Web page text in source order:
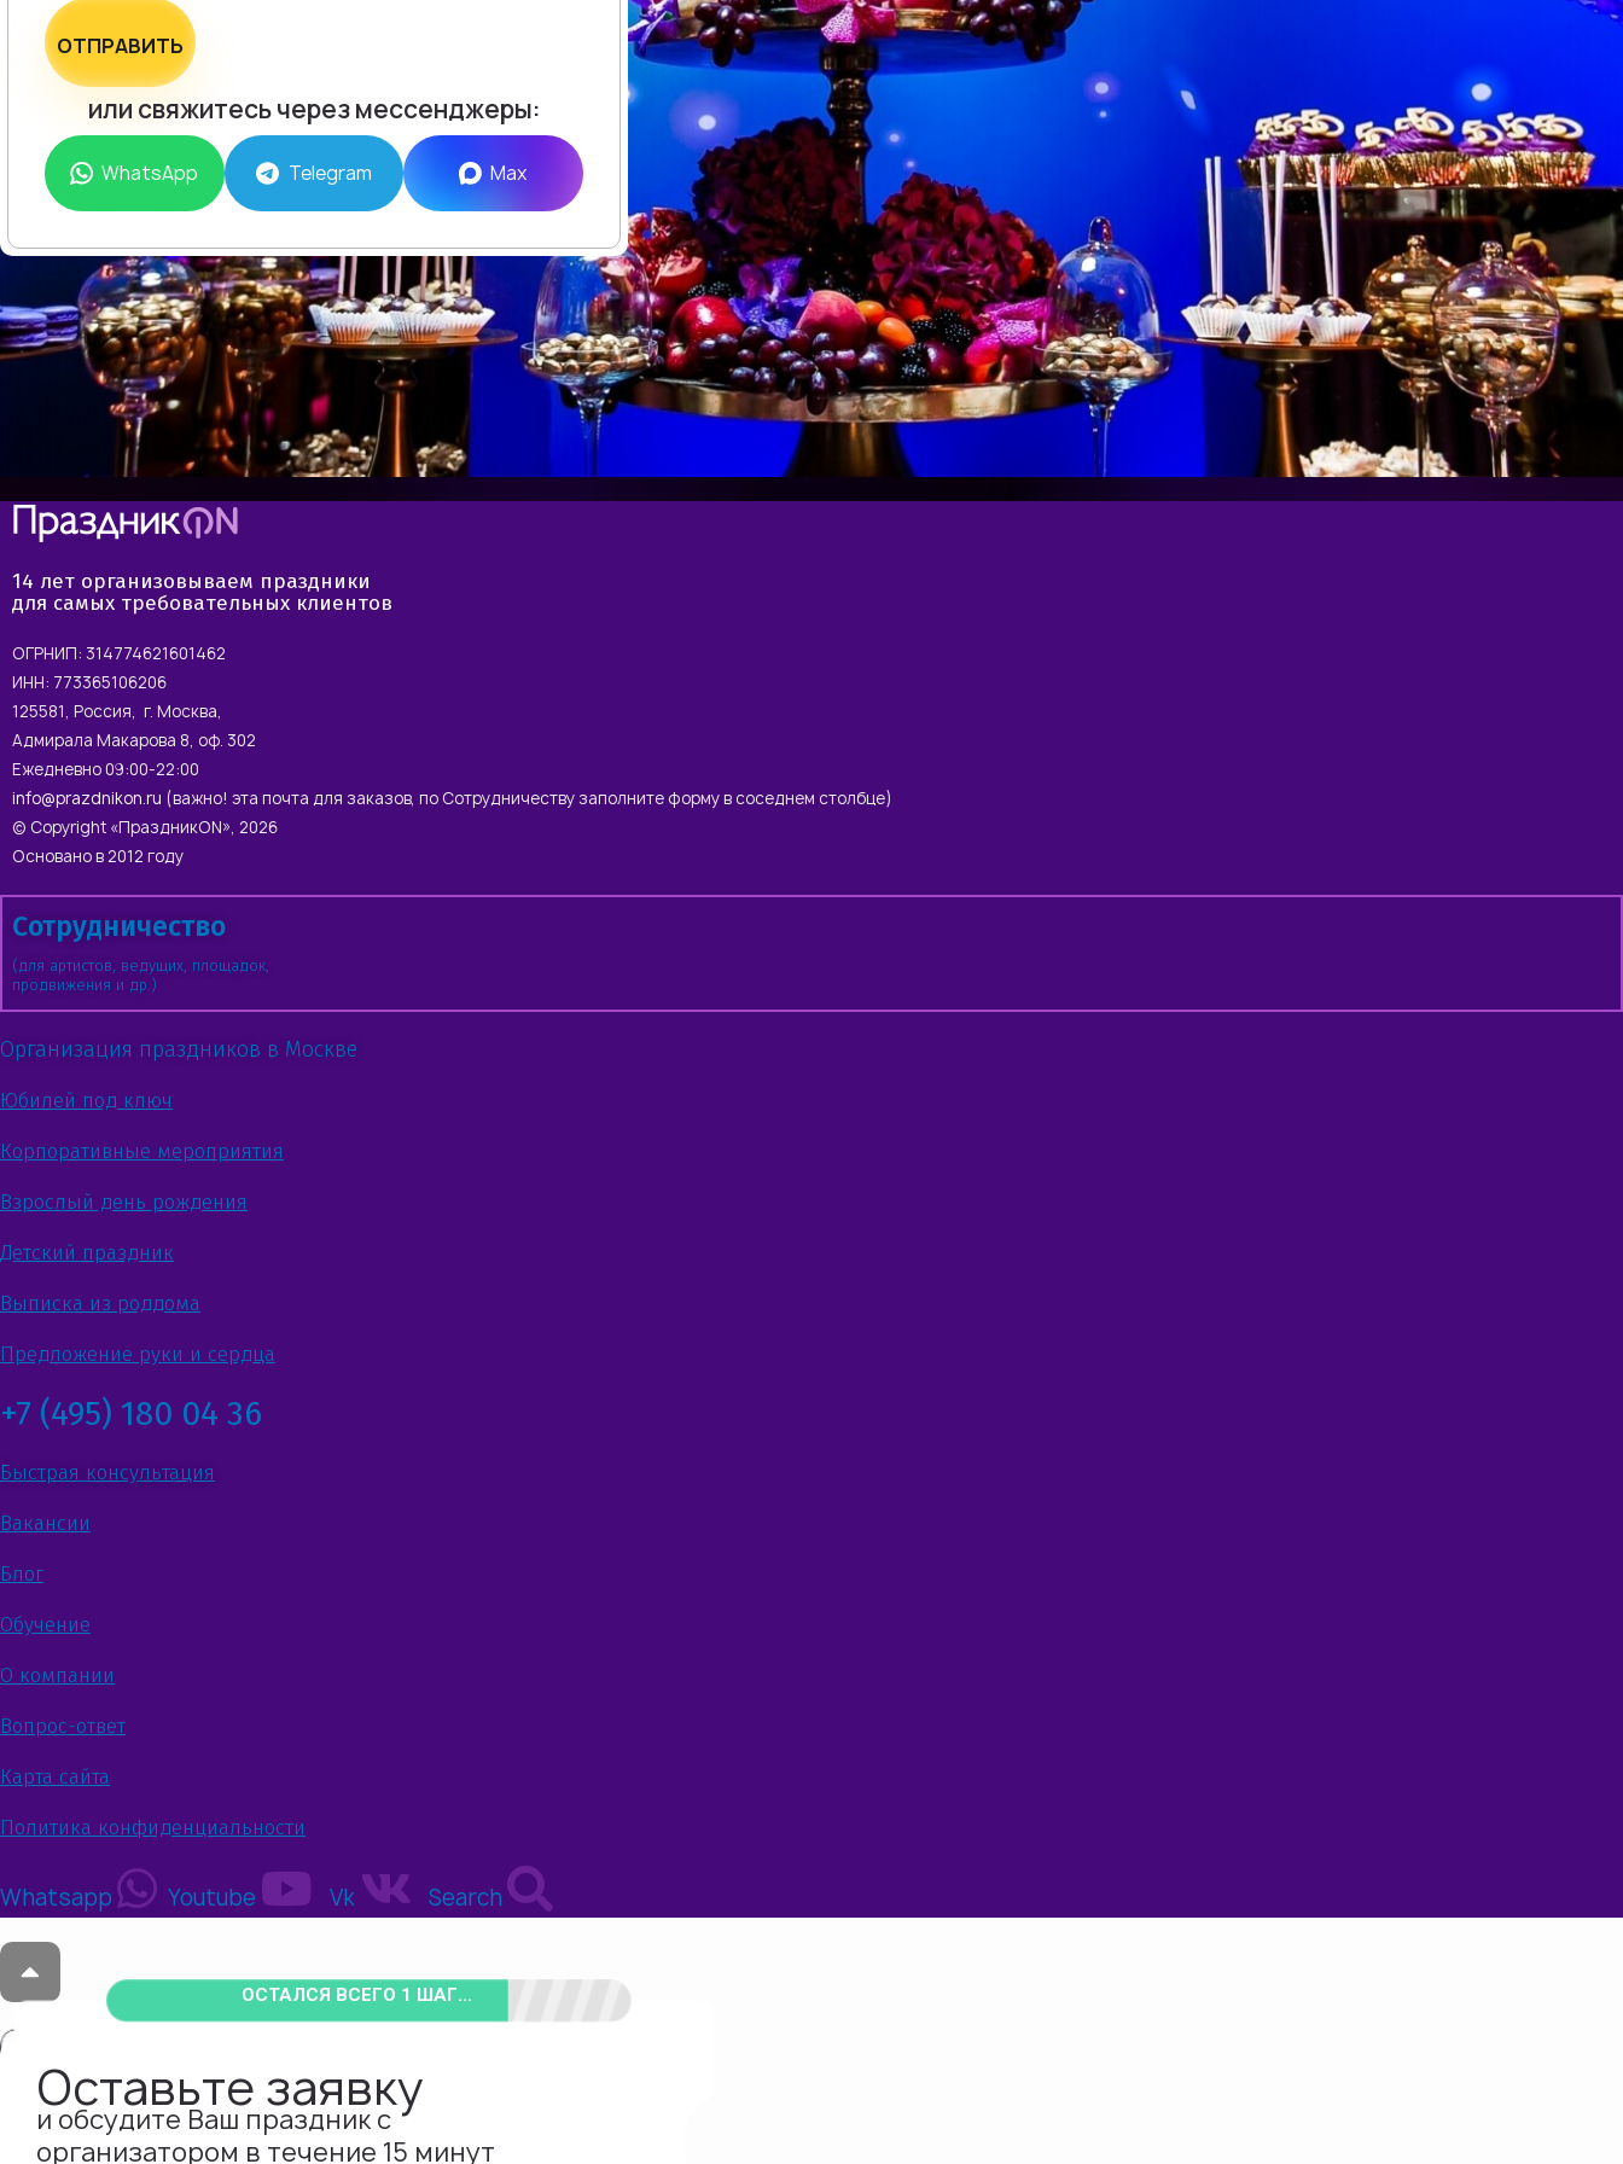
ОТПРАВИТЬ
или свяжитесь через мессенджеры:
WhatsApp Telegram Max
14 лет организовываем праздники
для самых требовательных клиентов
ОГРНИП: 314774621601462
ИНН: 773365106206
125581, Россия, г. Москва,
Адмирала Макарова 8, оф. 302
Ежедневно 09:00-22:00
info@prazdnikon.ru (важно! эта почта для заказов, по Сотрудничеству заполните форму в соседнем столбце)
© Copyright «ПраздникON», 2026
Основано в 2012 году
Сотрудничество
(для артистов, ведущих, площадок,
продвижения и др.)
Организация праздников в Москве
Юбилей под ключ
Корпоративные мероприятия
Взрослый день рождения
Детский праздник
Выписка из роддома
Предложение руки и сердца
+7 (495) 180 04 36
Быстрая консультация
Вакансии
Блог
Обучение
О компании
Вопрос-ответ
Карта сайта
Политика конфиденциальности
Whatsapp Youtube Vk Search
ОСТАЛСЯ ВСЕГО 1 ШАГ...
Оставьте заявку
и обсудите Ваш праздник с
организатором в течение 15 минут